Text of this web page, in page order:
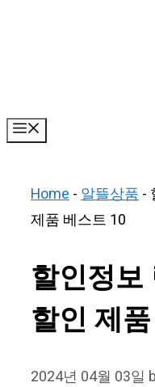
Home-알뜰상품-
제품 베스트 10
할인정보
할인 제
2024년 04월 03일